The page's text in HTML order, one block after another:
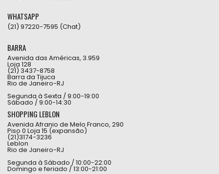
WHATSAPP
(21) 97220-7595 (Chat)
BARRA
Avenida das Américas, 3.959
Loja 128
(21) 3437-8758
Barra da Tijuca
Rio de Janeiro-RJ
Segunda à Sexta / 9:00-19:00
Sábado / 9:00-14:30
SHOPPING LEBLON
Avenida Afranio de Melo Franco, 290
Piso 0 Loja 15 (expansão)
(21)3174-3236
Leblon
Rio de Janeiro-RJ
Segunda à Sábado / 10:00-22:00
Domingo e feriado / 13:00-21:00